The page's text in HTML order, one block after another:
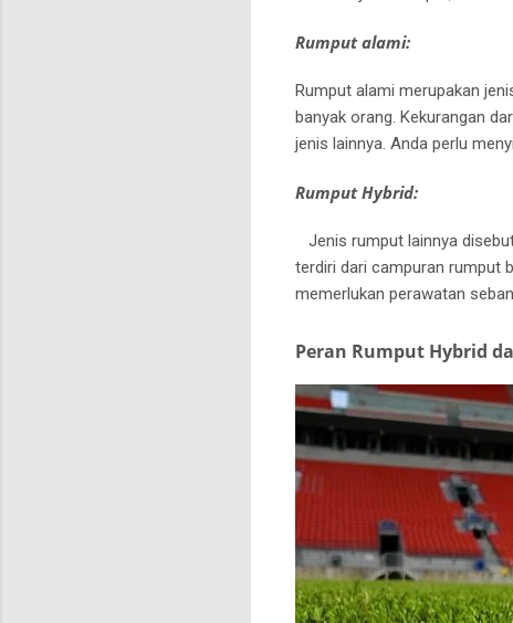
Rumput alami:
Rumput alami merupakan
banyak orang. Kekurangan
jenis lainnya. Anda perlu
Rumput Hybrid:
Jenis rumput lainnya
terdiri dari campuran rumput
memerlukan perawatan
Peran Rumput Hybrid